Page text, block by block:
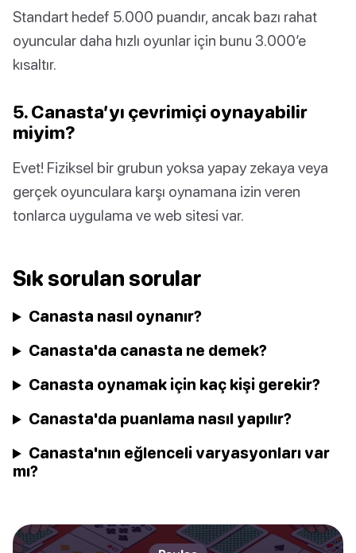
Standart hedef 5.000 puandır, ancak bazı rahat
oyuncular daha hızlı oyunlar için bunu 3.000’e
kısaltır.
5. Canasta’yı çevrimiçi oynayabilir
miyim?
Evet! Fiziksel bir grubun yoksa yapay zekaya veya
gerçek oyunculara karşı oynamana izin veren
tonlarca uygulama ve web sitesi var.
Sık sorulan sorular
Canasta nasıl oynanır?
Canasta'da canasta ne demek?
Canasta oynamak için kaç kişi gerekir?
Canasta'da puanlama nasıl yapılır?
Canasta'nın eğlenceli varyasyonları var
mı?